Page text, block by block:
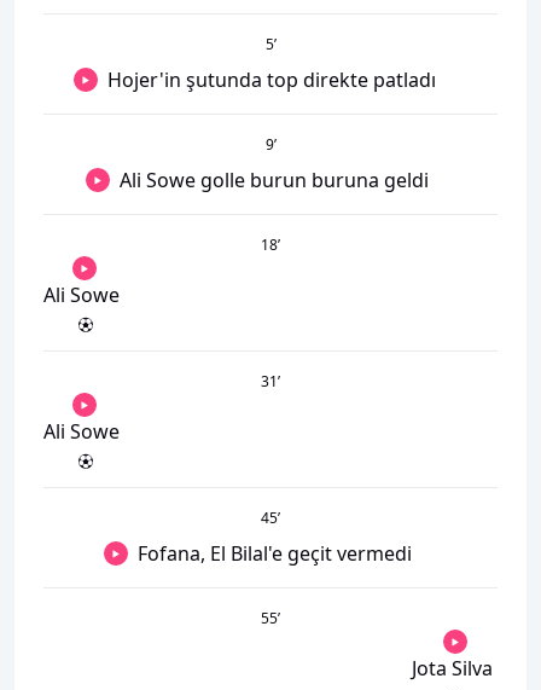
5’
Hojer'in şutunda top direkte patladı
9’
Ali Sowe golle burun buruna geldi
18’
Ali Sowe
31’
Ali Sowe
45’
Fofana, El Bilal'e geçit vermedi
55’
Jota Silva